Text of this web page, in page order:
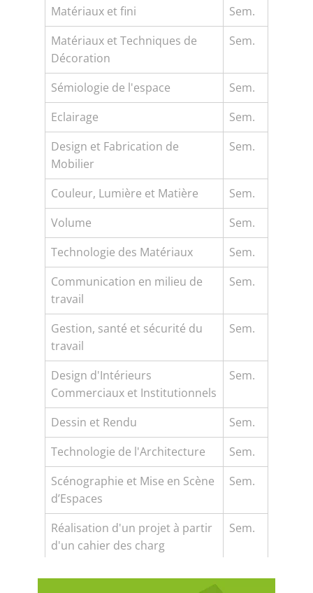
Matériaux et fini
Sem.
Matériaux et Techniques de
Décoration
Sem.
Sémiologie de l'espace
Sem.
Eclairage
Sem.
Design et Fabrication de
Mobilier
Sem.
Couleur, Lumière et Matière
Sem.
Volume
Sem.
Technologie des Matériaux
Sem.
Communication en milieu de
travail
Sem.
Gestion, santé et sécurité du
travail
Sem.
Design d'Intérieurs
Commerciaux et Institutionnels
Sem.
Dessin et Rendu
Sem.
Technologie de l'Architecture
Sem.
Scénographie et Mise en Scène
d’Espaces
Sem.
Réalisation d'un projet à partir
d'un cahier des charg
Sem.